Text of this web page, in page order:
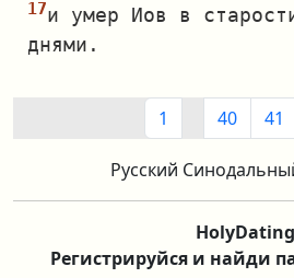
и умер Иов в
днями.
1 40 41
Русский
HolyDating
Регистрируйся и найди